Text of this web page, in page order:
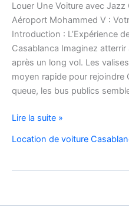
Louer Une Voiture avec
Aéroport Mohammed V :
Introduction : L’Expérience
Casablanca Imaginez
après un long vol. Les
moyen rapide pour rejoindre
queue, les bus publics
Louer
Voiture
Jazz
Lire la suite »
Location de voiture